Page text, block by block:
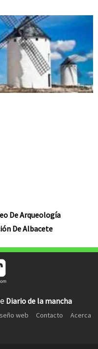
De Arqueología
De Albacete
Diario de la mancha
web Contacto
Acerca